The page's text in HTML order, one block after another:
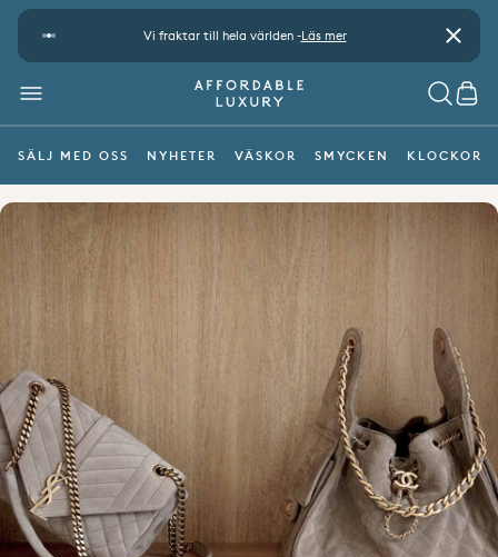
Gå vidare till innehåll
Vi fraktar till hela världen -Läs mer Betala
Stäng
MENY SÖK
SÄLJ MED OSS NYHETER VÄSKOR SMYCKEN KLOCKOR